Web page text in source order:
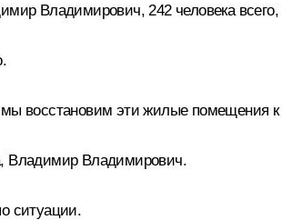
Владимирович, 242 человека
восстановим эти жилые помещения
Владимир Владимирович.
ситуации.